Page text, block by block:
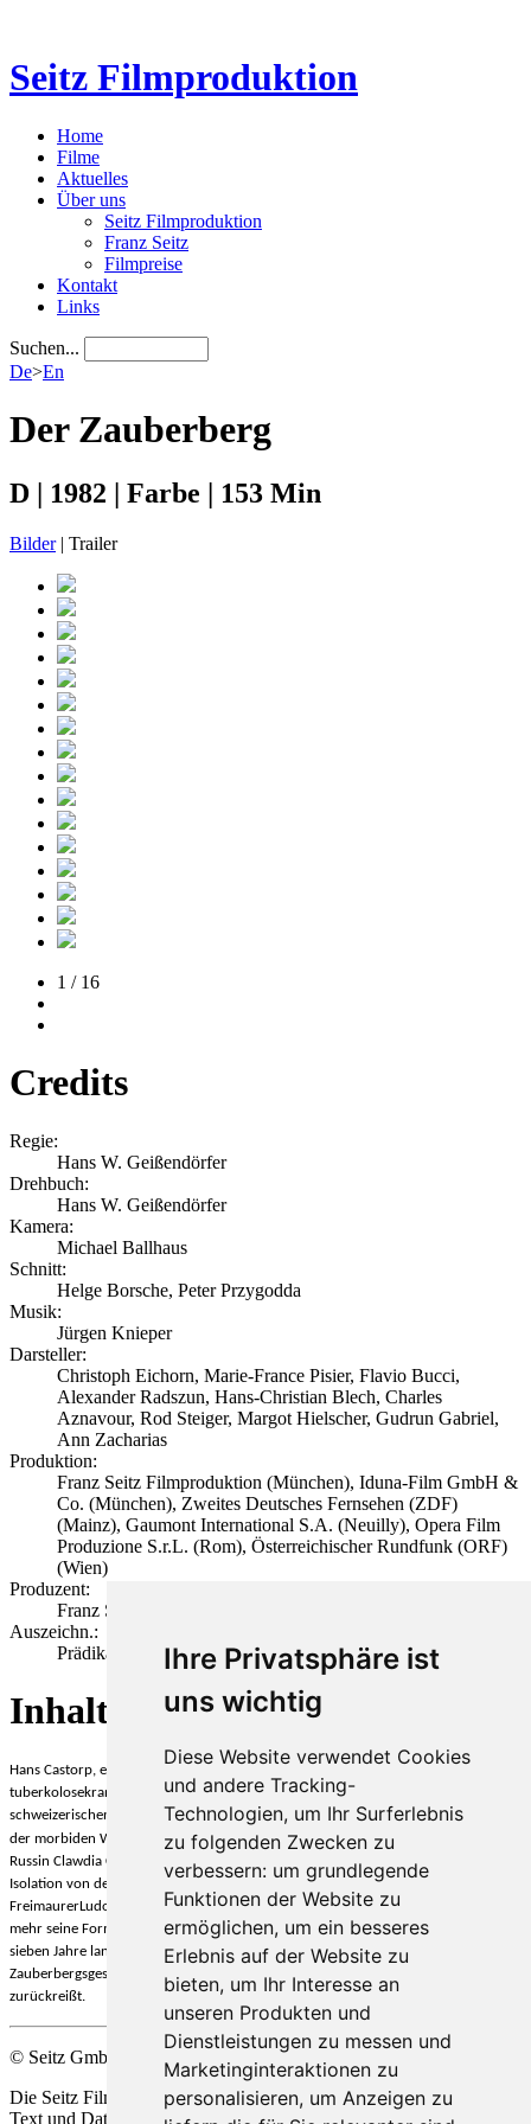
Ihre Privatsphäre ist
uns wichtig
Diese Website verwendet Cookies
und andere Tracking-
Technologien, um Ihr Surferlebnis
zu folgenden Zwecken zu
verbessern: um grundlegende
Funktionen der Website zu
ermöglichen, um ein besseres
Erlebnis auf der Website zu
bieten, um Ihr Interesse an
unseren Produkten und
Dienstleistungen zu messen und
Marketinginteraktionen zu
personalisieren, um Anzeigen zu
Seitz Filmproduktion
Home
Filme
Aktuelles
Über uns
Seitz Filmproduktion
Franz Seitz
Filmpreise
Kontakt
Links
Suchen...
De>En
Der Zauberberg
D | 1982 | Farbe | 153 Min
Bilder| Trailer
1 / 16
Credits
Regie:
Hans W. Geißendörfer
Drehbuch:
Hans W. Geißendörfer
Kamera:
Michael Ballhaus
Schnitt:
Helge Borsche, Peter Przygodda
Musik:
Jürgen Knieper
Darsteller:
Christoph Eichorn, Marie-France Pisier, Flavio Bucci,
Alexander Radszun, Hans-Christian Blech, Charles
Aznavour, Rod Steiger, Margot Hielscher, Gudrun Gabriel,
Ann Zacharias
Produktion:
Franz Seitz Filmproduktion (München), Iduna-Film GmbH &
Co. (München), Zweites Deutsches Fernsehen (ZDF)
(Mainz), Gaumont International S.A. (Neuilly), Opera Film
Produzione S.r.L. (Rom), Österreichischer Rundfunk (ORF)
(Wien)
Produzent:
Franz Seitz
Auszeichn.:
Prädikat: Wertvoll, Deutscher Filmpreis 1982
Inhalt
Hans Castorp, ein junger Hamburger Patriziersohn
tuberkolosekranken
Vetter in einem noblen Sanatorium
schweizerischen
Bergdorf Davos. Dort verliert sich der junge Mann zunehmend in
der morbiden Welt des Ortes. Ja, er verliebt sich sogar in die aufreizend schöne
Russin Clawdia Chauchat. Er genießt das süße, dekadente Krankenleben in der
Isolation von den dramatischen Veränderungen im Flachland, lernt vom
FreimaurerLudovico Settembrini und dem JesuitenNaphta und verliert immer
mehr seine Form, seine Haltung. So bleibt er schließlich, obwohl er nicht krank ist,
sieben Jahre lang in der Isolation des mysteriösen Ortes, bis ihn und die ganze
Zauberbergsgesellschaft der Ausbruch des großen Krieges
zurückreißt.
© Seitz GmbH Filmproduktion
Die Seitz Film Produktion behält sich die Nutzung Ihrer Werke zu
Text und Data Mining, alsio der automatisierten Analyse im Sinne